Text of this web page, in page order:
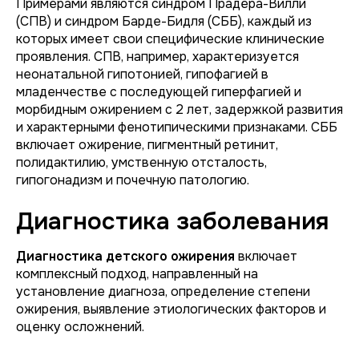
Примерами являются синдром Прадера-Вилли
(СПВ) и синдром Барде-Бидля (СББ), каждый из
которых имеет свои специфические клинические
проявления. СПВ, например, характеризуется
неонатальной гипотонией, гипофагией в
младенчестве с последующей гиперфагией и
морбидным ожирением с 2 лет, задержкой развития
и характерными фенотипическими признаками. СББ
включает ожирение, пигментный ретинит,
полидактилию, умственную отсталость,
гипогонадизм и почечную патологию.
Диагностика заболевания
Диагностика детского ожирения включает
комплексный подход, направленный на
установление диагноза, определение степени
ожирения, выявление этиологических факторов и
оценку осложнений.